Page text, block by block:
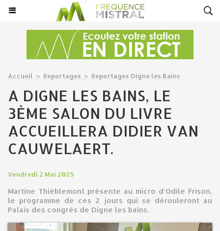
Accueil > Reportages > Reportages Digne les Bains
A DIGNE LES BAINS, LE
3ÈME SALON DU LIVRE
ACCUEILLERA DIDIER VAN
CAUWELAERT.
Vendredi 2 Mai 2025
Martine Thiéblemont présente au micro d'Odile Frison,
le programme de ces 2 jours qui se dérouleront au
Palais des congrès de Digne les bains.